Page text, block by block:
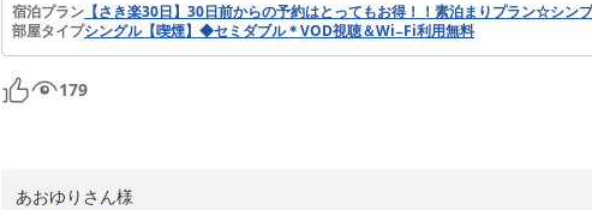
宿泊プラン 【さき楽30日】30日前からの予約はとってもお得！！素泊まりプラン☆シン
部屋タイプシングル【喫煙】◆セミダブル＊VOD視聴＆Wi−Fi利用無料
179
あおゆりさん様